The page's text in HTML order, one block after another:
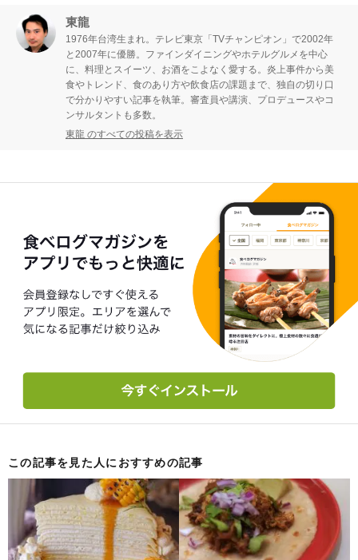
東龍
1976年台湾生まれ。テレビ東京「TVチャンピオン」で2002年
と2007年に優勝。ファインダイニングやホテルグルメを中心
に、料理とスイーツ、お酒をこよなく愛する。炎上事件から美
食やトレンド、食のあり方や飲食店の課題まで、独自の切り口
で分かりやすい記事を執筆。審査員や講演、プロデュースやコ
ンサルタントも多数。
東龍 のすべての投稿を表示
この記事を見た人におすすめの記事